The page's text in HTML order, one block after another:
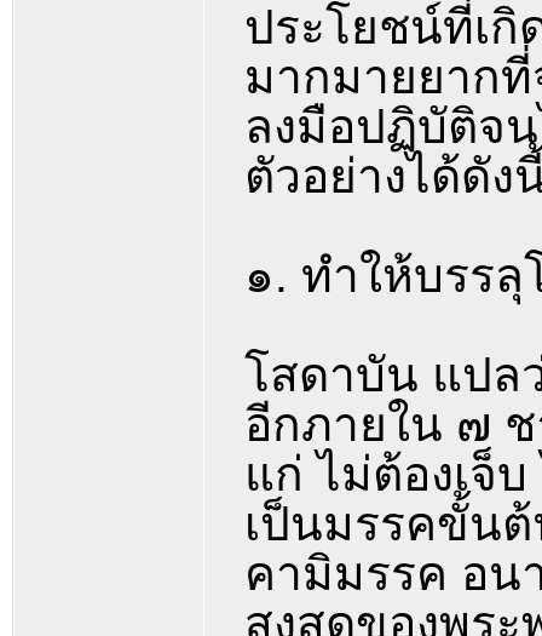
ประโยชน์ที่เ
มากมายยาก
ลงมือปฏิบัติจน
ตัวอย่างได้ดัง
๑. ทำให้บรร
โสดาบัน แปล
อีกภายใน ๗ ช
แก่ ไม่ต้องเจ็
เป็นมรรคขั้น
คามิมรรค อน
สูงสุดของพร